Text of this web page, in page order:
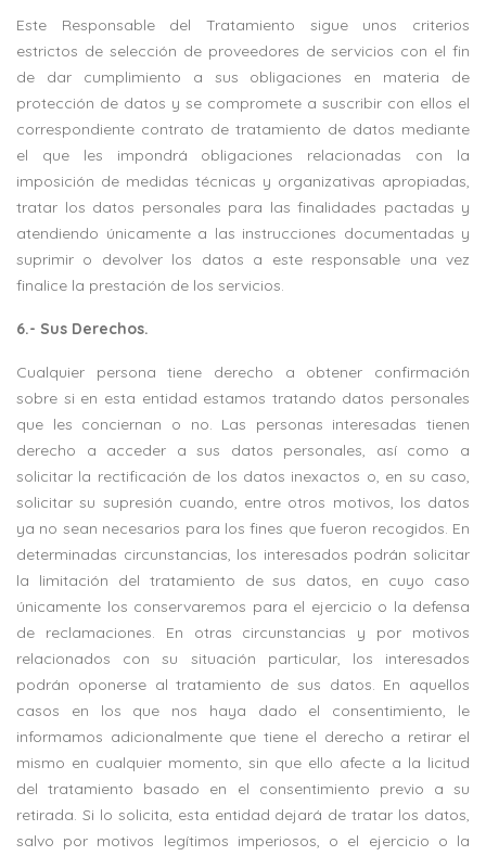
Este Responsable del Tratamiento sigue unos criterios
estrictos de selección de proveedores de servicios con el fin
de dar cumplimiento a sus obligaciones en materia de
protección de datos y se compromete a suscribir con ellos el
correspondiente contrato de tratamiento de datos mediante
el que les impondrá obligaciones relacionadas con la
imposición de medidas técnicas y organizativas apropiadas,
tratar los datos personales para las finalidades pactadas y
atendiendo únicamente a las instrucciones documentadas y
suprimir o devolver los datos a este responsable una vez
finalice la prestación de los servicios.
6.- Sus Derechos.
Cualquier persona tiene derecho a obtener confirmación
sobre si en esta entidad estamos tratando datos personales
que les conciernan o no. Las personas interesadas tienen
derecho a acceder a sus datos personales, así como a
solicitar la rectificación de los datos inexactos o, en su caso,
solicitar su supresión cuando, entre otros motivos, los datos
ya no sean necesarios para los fines que fueron recogidos. En
determinadas circunstancias, los interesados podrán solicitar
la limitación del tratamiento de sus datos, en cuyo caso
únicamente los conservaremos para el ejercicio o la defensa
de reclamaciones. En otras circunstancias y por motivos
relacionados con su situación particular, los interesados
podrán oponerse al tratamiento de sus datos. En aquellos
casos en los que nos haya dado el consentimiento, le
informamos adicionalmente que tiene el derecho a retirar el
mismo en cualquier momento, sin que ello afecte a la licitud
del tratamiento basado en el consentimiento previo a su
retirada. Si lo solicita, esta entidad dejará de tratar los datos,
salvo por motivos legítimos imperiosos, o el ejercicio o la